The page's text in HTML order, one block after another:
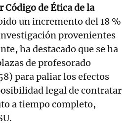
de Ética de la
un incremento del 18 %
provenientes
ha destacado que se ha
de profesorado
para paliar los efectos
legal de contratar
a tiempo completo,